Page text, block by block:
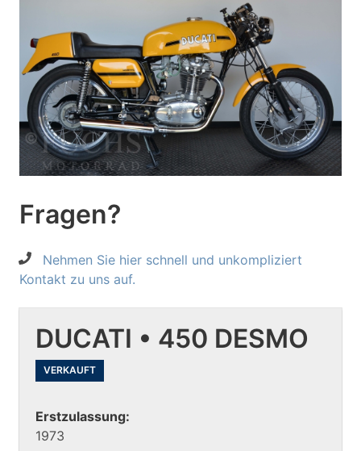
Fragen?
Nehmen Sie hier schnell und unkompliziert
Kontakt zu uns auf.
DUCATI • 450 DESMO
VERKAUFT
Erstzulassung:
1973